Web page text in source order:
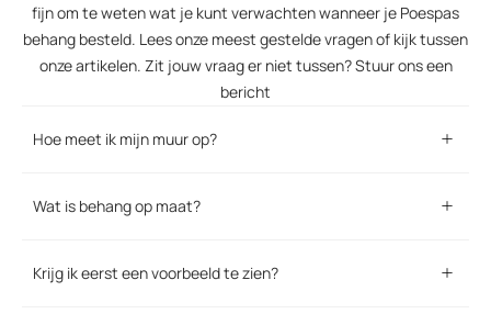
fijn om te weten wat je kunt verwachten wanneer je Poespas
behang besteld. Lees onze meest gestelde vragen of kijk tussen
onze artikelen. Zit jouw vraag er niet tussen? Stuur ons een
bericht
Hoe meet ik mijn muur op?
Wat is behang op maat?
Krijg ik eerst een voorbeeld te zien?